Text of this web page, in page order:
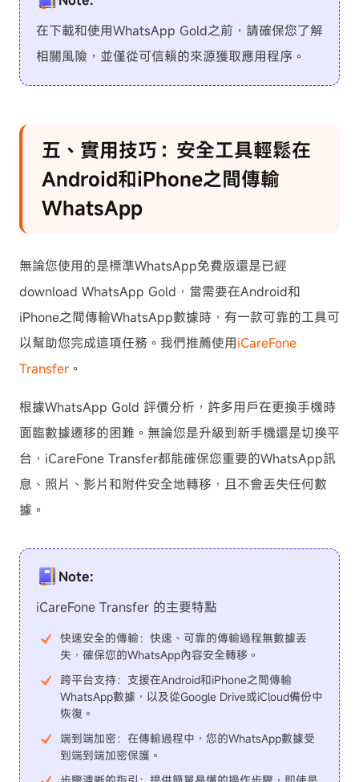
在下載和使用WhatsApp Gold之前，請確保您了解
相關風險，並僅從可信賴的來源獲取應用程序。
五、實用技巧：安全工具輕鬆在
Android和iPhone之間傳輸
WhatsApp
無論您使用的是標準WhatsApp免費版還是已經
download WhatsApp Gold，當需要在Android和
iPhone之間傳輸WhatsApp數據時，有一款可靠的工具可
以幫助您完成這項任務。我們推薦使用iCareFone
Transfer 。
根據WhatsApp Gold 評價分析，許多用戶在更換手機時
面臨數據遷移的困難。無論您是升級到新手機還是切換平
台，iCareFone Transfer都能確保您重要的WhatsApp訊
息、照片、影片和附件安全地轉移，且不會丟失任何數
據。
Note:
iCareFone Transfer 的主要特點
快速安全的傳輸：快速、可靠的傳輸過程無數據丟
失，確保您的WhatsApp內容安全轉移。
跨平台支持：支援在Android和iPhone之間傳輸
WhatsApp數據，以及從Google Drive或iCloud備份中
恢復。
端到端加密：在傳輸過程中，您的WhatsApp數據受
到端到端加密保護。